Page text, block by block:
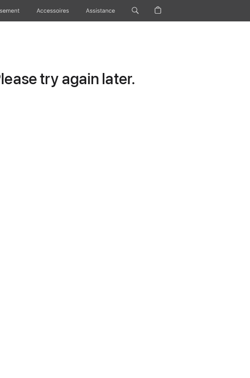
Accessoires Assistance
try again later.